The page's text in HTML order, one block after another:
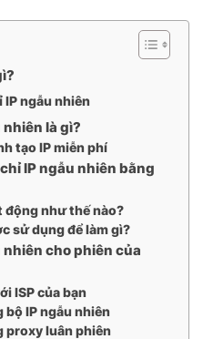
IP ngẫu nhiên
là gì?
tạo IP miễn phí
IP ngẫu nhiên bằng
động như thế nào?
sử dụng để làm gì?
nhiên cho phiên của
ISP của bạn
bộ IP ngẫu nhiên
proxy luân phiên